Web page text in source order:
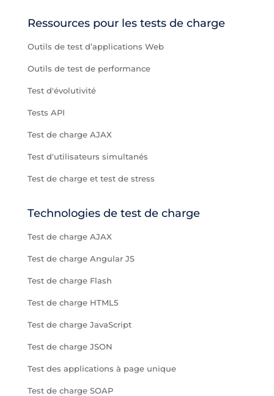
Ressources pour les tests de charge
Outils de test d’applications Web
Outils de test de performance
Test d'évolutivité
Tests API
Test de charge AJAX
Test d'utilisateurs simultanés
Test de charge et test de stress
Technologies de test de charge
Test de charge AJAX
Test de charge Angular JS
Test de charge Flash
Test de charge HTML5
Test de charge JavaScript
Test de charge JSON
Test des applications à page unique
Test de charge SOAP